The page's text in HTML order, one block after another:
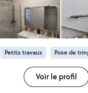
Petits travaux Pose de
Voir le profil